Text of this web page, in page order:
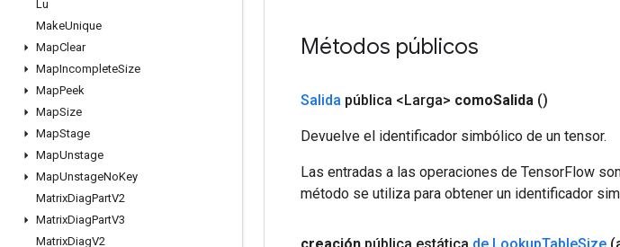
Lu
MakeUnique
MapClear
MapIncompleteSize
MapPeek
MapSize
MapStage
MapUnstage
MapUnstageNoKey
MatrixDiagPartV2
MatrixDiagPartV3
MatrixDiagV2
Métodos públicos
Salida pública <Larga> comoSalida ()
Devuelve el identificador simbólico de un tensor.
Las entradas a las operaciones de TensorFlow
método se utiliza para obtener un identificador